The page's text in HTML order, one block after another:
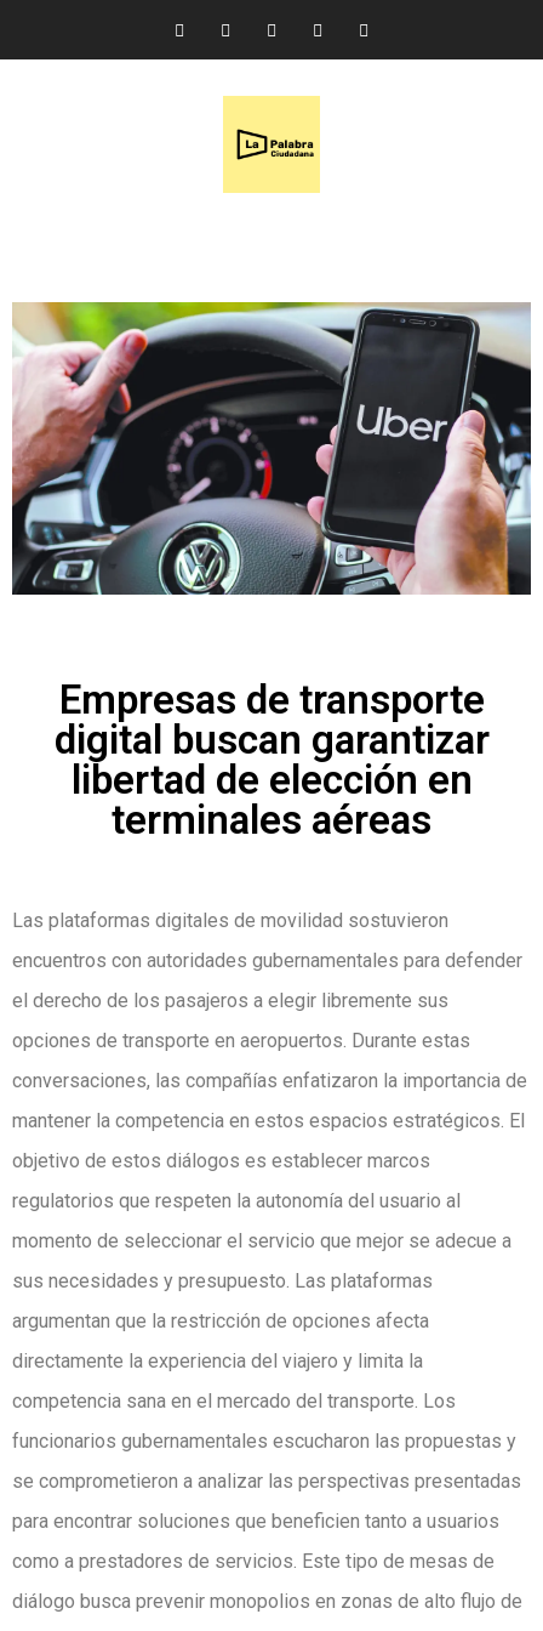
Empresas de transporte
digital buscan garantizar
libertad de elección en
terminales aéreas
Las plataformas digitales de movilidad sostuvieron
encuentros con autoridades gubernamentales para defender
el derecho de los pasajeros a elegir libremente sus
opciones de transporte en aeropuertos. Durante estas
conversaciones, las compañías enfatizaron la importancia de
mantener la competencia en estos espacios estratégicos. El
objetivo de estos diálogos es establecer marcos
regulatorios que respeten la autonomía del usuario al
momento de seleccionar el servicio que mejor se adecue a
sus necesidades y presupuesto. Las plataformas
argumentan que la restricción de opciones afecta
directamente la experiencia del viajero y limita la
competencia sana en el mercado del transporte. Los
funcionarios gubernamentales escucharon las propuestas y
se comprometieron a analizar las perspectivas presentadas
para encontrar soluciones que beneficien tanto a usuarios
como a prestadores de servicios. Este tipo de mesas de
diálogo busca prevenir monopolios en zonas de alto flujo de